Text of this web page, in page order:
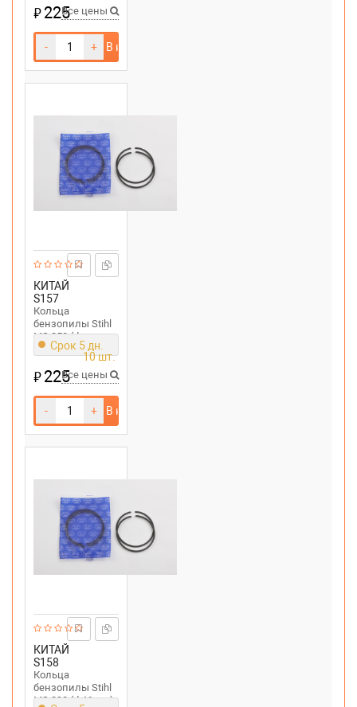
₽225Все цены
- + В корзину
КИТАЙ
S157
Кольца
бензопилы Stihl
MS 250 (d
42,5mm)
Срок 5 дн.
10 шт.
₽225Все цены
- + В корзину
КИТАЙ
S158
Кольца
бензопилы Stihl
MS 290 (d 46mm)